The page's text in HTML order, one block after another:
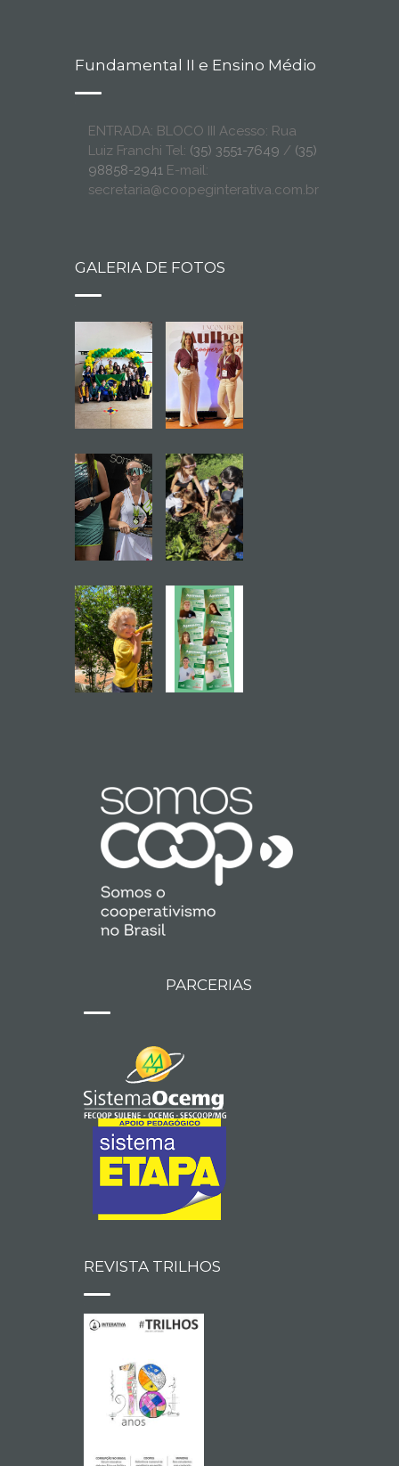
Fundamental II e Ensino Médio
ENTRADA: BLOCO III Acesso: Rua
Luiz Franchi Tel: (35) 3551-7649 / (35)
98858-2941 E-mail:
secretaria@coopeginterativa.com.br
GALERIA DE FOTOS
PARCERIAS
REVISTA TRILHOS